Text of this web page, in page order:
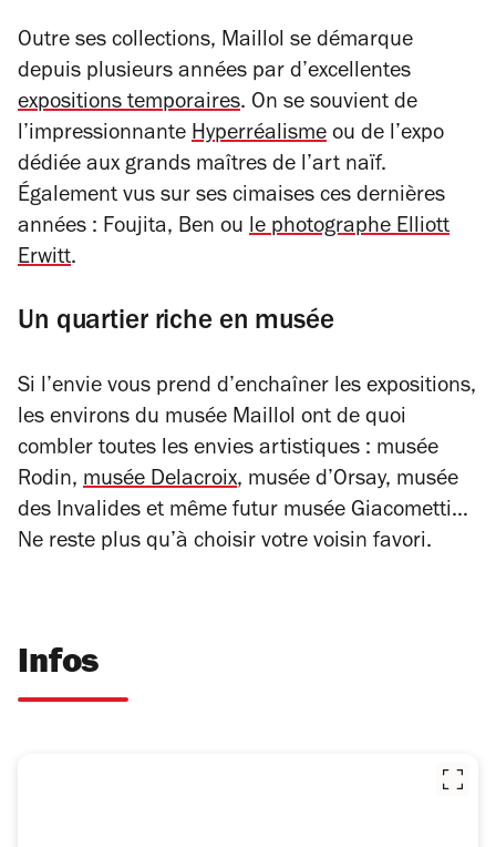
Outre ses collections, Maillol se démarque
depuis plusieurs années par d’excellentes
expositions temporaires. On se souvient de
l’impressionnante Hyperréalisme ou de l’expo
dédiée aux grands maîtres de l’art naïf.
Également vus sur ses cimaises ces dernières
années : Foujita, Ben ou le photographe Elliott
Erwitt.
Un quartier riche en musée
Si l’envie vous prend d’enchaîner les expositions,
les environs du musée Maillol ont de quoi
combler toutes les envies artistiques : musée
Rodin, musée Delacroix, musée d’Orsay, musée
des Invalides et même futur musée Giacometti…
Ne reste plus qu’à choisir votre voisin favori.
Infos